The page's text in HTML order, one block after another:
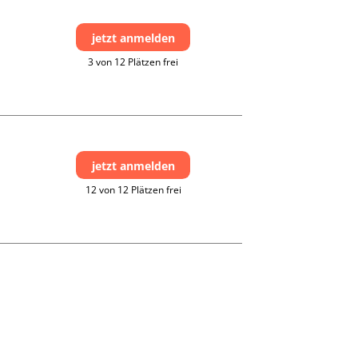
jetzt anmelden
3 von 12 Plätzen frei
jetzt anmelden
12 von 12 Plätzen frei